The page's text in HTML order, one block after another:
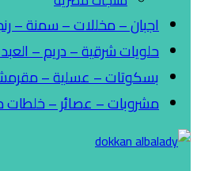
اجبان – مخللات – سمنة –
حلويات شرقية – دريم –
بسكوتات – عسلية –
مشروبات – عصائر – خلطات